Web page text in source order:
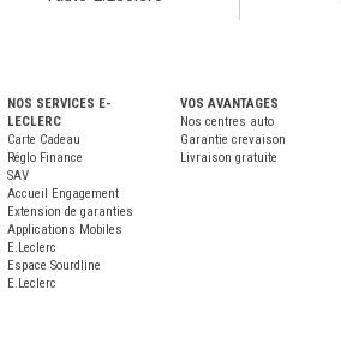
NOS SERVICES E-
LECLERC
Carte Cadeau
Réglo Finance
SAV
Accueil Engagement
Extension de garanties
Applications Mobiles
E.Leclerc
Espace Sourdline
E.Leclerc
VOS AVANTAGES
Nos centres auto
Garantie crevaison
Livraison gratuite